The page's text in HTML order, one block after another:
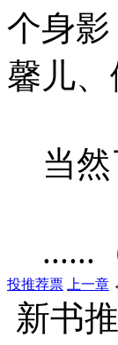
个身
馨儿
当然
......
投推荐票 上一章
新书